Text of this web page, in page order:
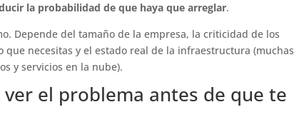
la probabilidad de que haya que arreglar.
Depende del tamaño de la empresa, la criticidad de los
necesitas y el estado real de la infraestructura (muchas
y servicios en la nube).
el problema antes de que te